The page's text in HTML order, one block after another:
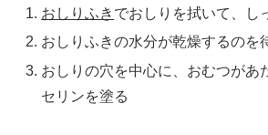
おしりふき でおしりを拭いて、し
おしりふきの水分が乾燥するのを
おしりの穴を中心に、おむつがあ
セリンを塗る